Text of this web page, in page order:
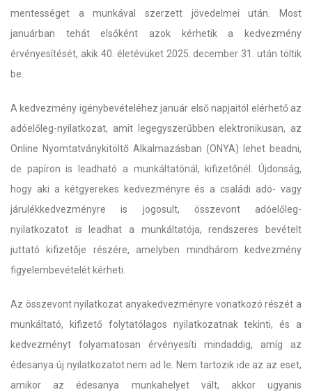
mentességet a munkával szerzett jövedelmei után. Most
januárban tehát elsőként azok kérhetik a kedvezmény
érvényesítését, akik 40. életévüket 2025. december 31. után töltik
be.
A kedvezmény igénybevételéhez január első napjaitól elérhető az
adóelőleg-nyilatkozat, amit legegyszerűbben elektronikusan, az
Online Nyomtatványkitöltő Alkalmazásban (ONYA) lehet beadni,
de papíron is leadható a munkáltatónál, kifizetőnél. Újdonság,
hogy aki a kétgyerekes kedvezményre és a családi adó- vagy
járulékkedvezményre is jogosult, összevont adóelőleg-
nyilatkozatot is leadhat a munkáltatója, rendszeres bevételt
juttató kifizetője részére, amelyben mindhárom kedvezmény
figyelembevételét kérheti.
Az összevont nyilatkozat anyakedvezményre vonatkozó részét a
munkáltató, kifizető folytatólagos nyilatkozatnak tekinti, és a
kedvezményt folyamatosan érvényesíti mindaddig, amíg az
édesanya új nyilatkozatot nem ad le. Nem tartozik ide az az eset,
amikor az édesanya munkahelyet vált, akkor ugyanis